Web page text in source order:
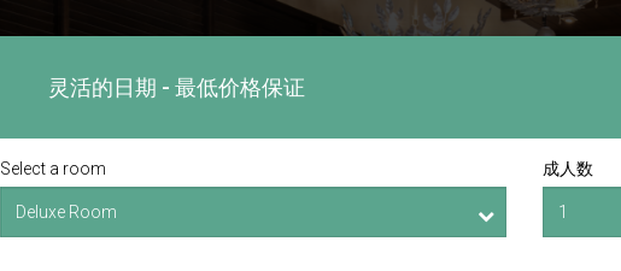
灵活的日期 - 最低价格保证
Select a room 成人数